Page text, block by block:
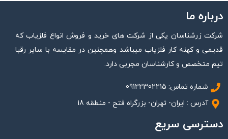
درباره ما
شرکت زرشناسان یکی از شرکت های خرید و فروش انواع فلزیاب که
قدیمی و کهنه کار فلزیاب میباشد وهمچنین در مقایسه با سایر رقبا
تیم متخصص و کارشناسان مجربی دارد.
شماره تماس: 09122302215
آدرس : ایران- تهران- بزرگراه فتح - منطقه 18
دسترسی سریع